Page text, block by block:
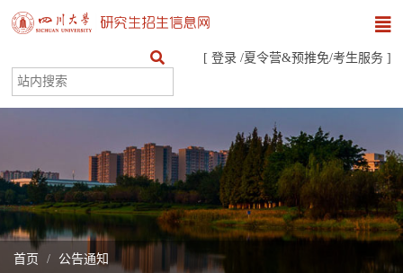
[ 登录 /夏令营&预推免/考生服务 ]
首页 公告通知